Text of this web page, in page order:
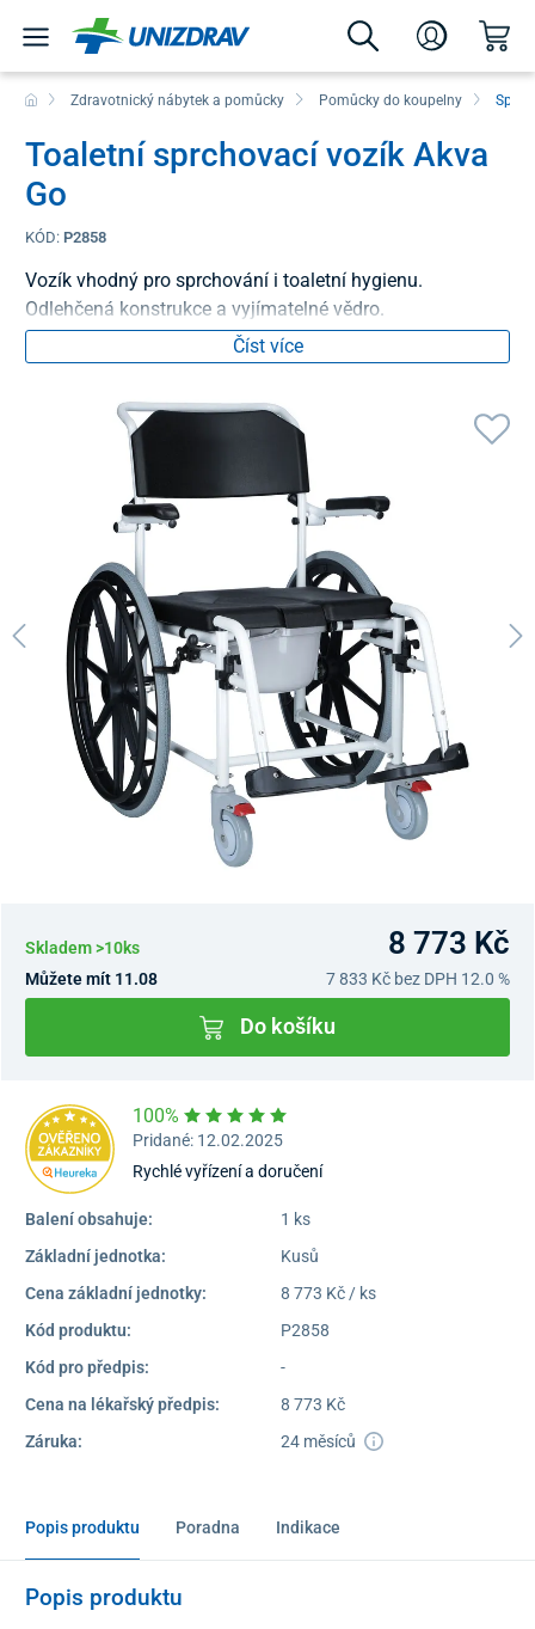
Zdravotnický nábytek a pomůcky Pomůcky do koupelny
Toaletní sprchovací vozík Akva
Go
KÓD: P2858
Vozík vhodný pro sprchování i toaletní hygienu.
Odlehčená konstrukce a vyjímatelné vědro.
Číst více
Skladem >10ks 8 773 Kč
Můžete mít 11.08 7 833 Kč bez DPH 12.0 %
Do košíku
100%
Pridané: 12.02.2025
Rychlé vyřízení a doručení
Balení obsahuje:
1 ks
Základní jednotka:
Kusů
Cena základní jednotky:
8 773 Kč / ks
Kód produktu:
P2858
Kód pro předpis:
-
Cena na lékařský předpis:
8 773 Kč
Záruka:
24 měsíců
Popis produktu Poradna Indikace
Popis produktu